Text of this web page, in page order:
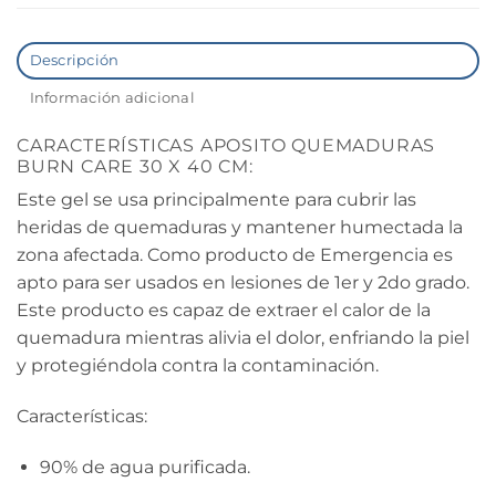
Descripción
Información adicional
CARACTERÍSTICAS APOSITO QUEMADURAS
BURN CARE 30 X 40 CM:
Este gel se usa principalmente para cubrir las
heridas de quemaduras y mantener humectada la
zona afectada. Como producto de Emergencia es
apto para ser usados en lesiones de 1er y 2do grado.
Este producto es capaz de extraer el calor de la
quemadura mientras alivia el dolor, enfriando la piel
y protegiéndola contra la contaminación.
Características:
90% de agua purificada.